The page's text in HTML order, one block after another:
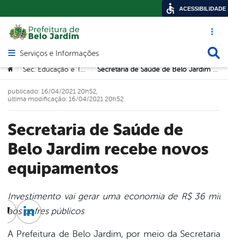
Acesso
Abrir menu principal de navegação
Serviços e Informações
Você está aqui:
> Sec. Educação e Tecnologia > Secretaria de Saúde de Belo Jardim recebe novos equipamentos
Secretaria de Saúde de
Belo Jardim recebe novos
equipamentos
publicado: 16/04/2021 20h52,
última modificação: 16/04/2021 20h52
Investimento vai gerar uma economia de R$ 36 mil
aos cofres públicos
A Prefeitura de Belo Jardim, por meio da Secretaria
TwitterLinkedin
ACESSIBILIDADE